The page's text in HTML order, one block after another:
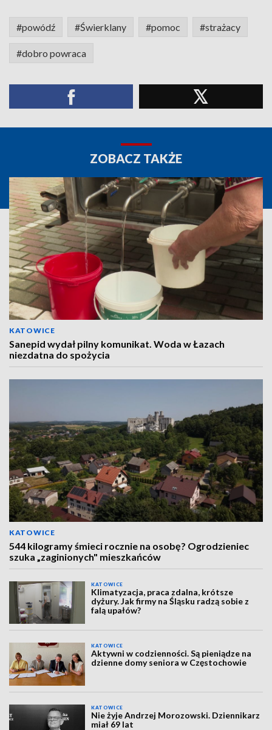
#powódź #Świerklany #pomoc #strażacy
#dobro powraca
ZOBACZ TAKŻE
KATOWICE
Sanepid wydał pilny komunikat. Woda w Łazach
niezdatna do spożycia
KATOWICE
544 kilogramy śmieci rocznie na osobę? Ogrodzieniec
szuka „zaginionych" mieszkańców
KATOWICE
Klimatyzacja, praca zdalna, krótsze
dyżury. Jak firmy na Śląsku radzą sobie z
falą upałów?
KATOWICE
Aktywni w codzienności. Są pieniądze na
dzienne domy seniora w Częstochowie
KATOWICE
Nie żyje Andrzej Morozowski. Dziennikarz
miał 69 lat